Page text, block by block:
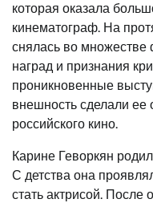
которая оказала
кинематограф. На
снялась во
наград и признания
проникновенные
внешность сделали ее
российского кино.
Карине Геворкян
С детства она
стать актрисой.